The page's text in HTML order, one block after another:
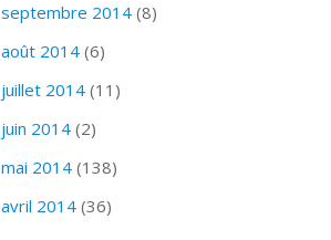
septembre 2014(8)
août 2014(6)
juillet 2014(11)
juin 2014(2)
mai 2014(138)
avril 2014(36)